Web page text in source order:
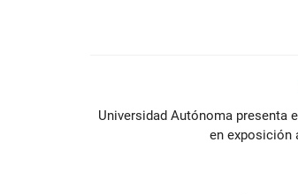
Universidad Autónoma presenta
en exposición